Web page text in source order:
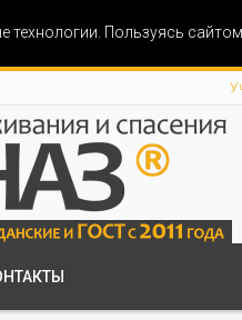
Пользуясь